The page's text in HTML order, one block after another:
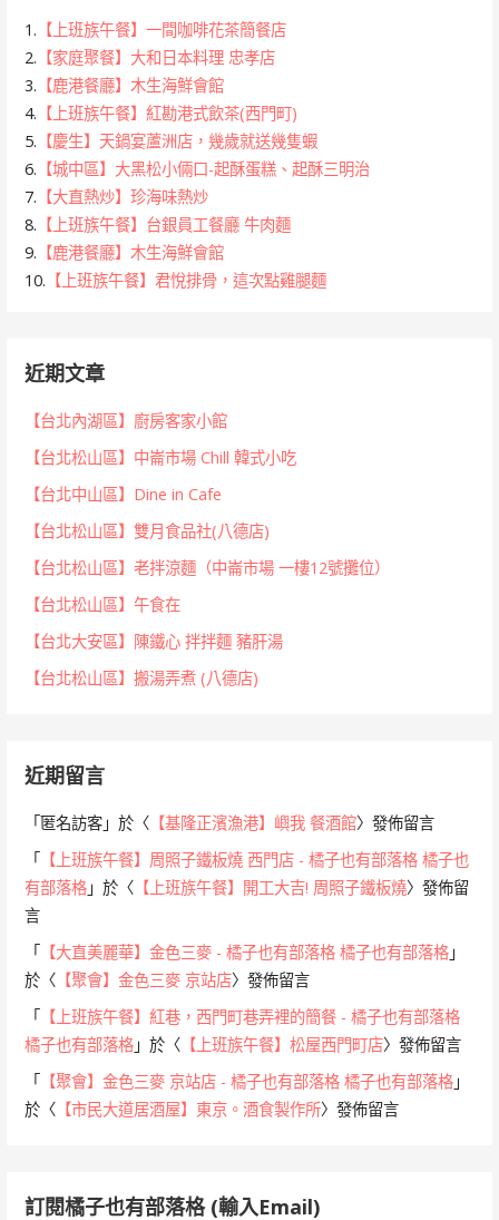
1. 【上班族午餐】一間咖啡花茶簡餐店
2. 【家庭聚餐】大和日本料理 忠孝店
3. 【鹿港餐廳】木生海鮮會館
4. 【上班族午餐】紅勘港式飲茶(西門町)
5. 【慶生】天鍋宴蘆洲店，幾歲就送幾隻蝦
6. 【城中區】大黑松小倆口-起酥蛋糕、起酥三明治
7. 【大直熱炒】珍海味熱炒
8. 【上班族午餐】台銀員工餐廳 牛肉麵
9. 【鹿港餐廳】木生海鮮會館
10. 【上班族午餐】君悅排骨，這次點雞腿麵
近期文章
【台北內湖區】廚房客家小館
【台北松山區】中崙市場 Chill 韓式小吃
【台北中山區】Dine in Cafe
【台北松山區】雙月食品社(八德店)
【台北松山區】老拌涼麵（中崙市場 一樓12號攤位）
【台北松山區】午食在
【台北大安區】陳鐵心 拌拌麵 豬肝湯
【台北松山區】搬湯弄煮 (八德店)
近期留言
「匿名訪客 」於〈 【基隆正濱漁港】嶼我 餐酒館〉發佈留言
「 【上班族午餐】周照子鐵板燒 西門店 - 橘子也有部落格 橘子也
有部落格 」於〈 【上班族午餐】開工大吉! 周照子鐵板燒〉發佈留
言
「 【大直美麗華】金色三麥 - 橘子也有部落格 橘子也有部落格 」
於〈 【聚會】金色三麥 京站店〉發佈留言
「 【上班族午餐】紅巷，西門町巷弄裡的簡餐 - 橘子也有部落格
橘子也有部落格 」於〈 【上班族午餐】松屋西門町店〉發佈留言
「 【聚會】金色三麥 京站店 - 橘子也有部落格 橘子也有部落格 」
於〈 【市民大道居酒屋】東京。酒食製作所〉發佈留言
訂閱橘子也有部落格 (輸入Email)